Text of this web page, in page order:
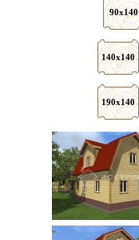
90х140
140х140
190х140